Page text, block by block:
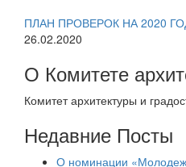
ПЛАН ПРОВЕРОК НА 2020
26.02.2020
О Комитете
Комитет архитектуры и
Недавние Посты
О номинации